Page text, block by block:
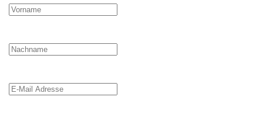
Vorname
Nachname
E-Mail Adresse